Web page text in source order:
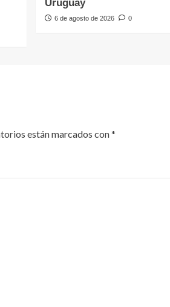
Uruguay
6 de agosto de 2026 0
están marcados con*